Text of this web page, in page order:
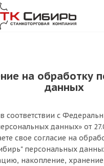
на обработку
данных
соответствии с
данных» от
свое согласие на
персональных
накопление,